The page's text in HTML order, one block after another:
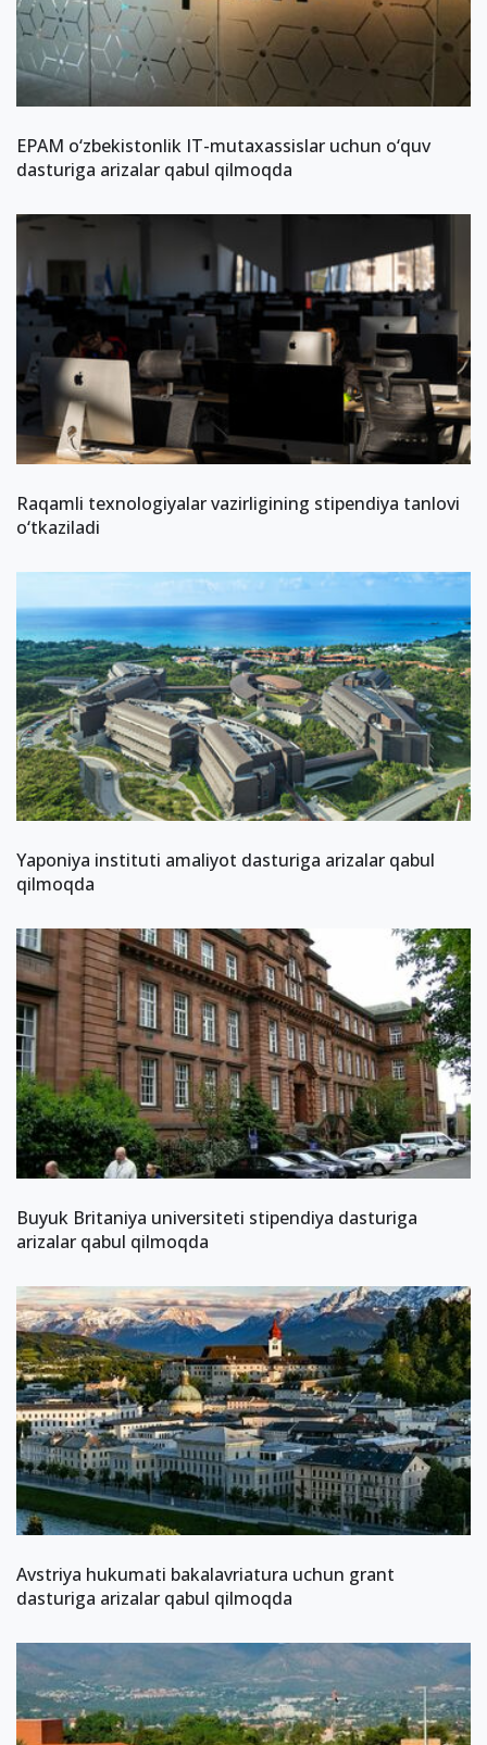
EPAM o‘zbekistonlik IT-mutaxassislar uchun o‘quv
dasturiga arizalar qabul qilmoqda
Raqamli texnologiyalar vazirligining stipendiya tanlovi
o‘tkaziladi
Yaponiya instituti amaliyot dasturiga arizalar qabul
qilmoqda
Buyuk Britaniya universiteti stipendiya dasturiga
arizalar qabul qilmoqda
Avstriya hukumati bakalavriatura uchun grant
dasturiga arizalar qabul qilmoqda